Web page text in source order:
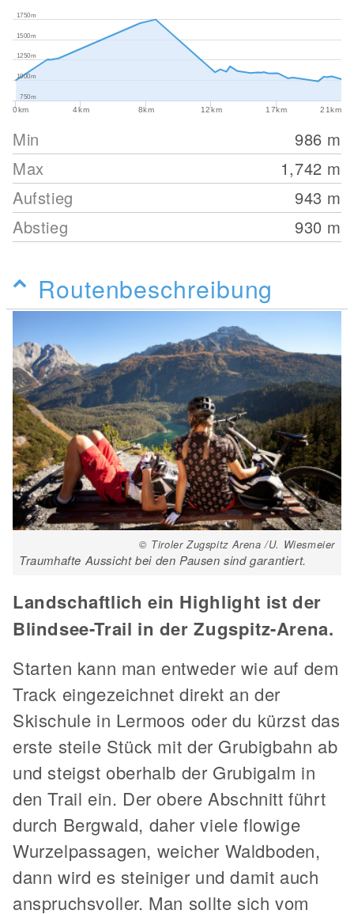
0km 4km 8km 12km 17km 21km
750m
1000m
1250m
1500m
1750m
Min 986 m
Max
1,742 m
Aufstieg
943 m
Abstieg
930 m
Routenbeschreibung
© Tiroler Zugspitz Arena /U. Wiesmeier
Traumhafte Aussicht bei den Pausen sind garantiert.
Landschaftlich ein Highlight ist der
Blindsee-Trail in der Zugspitz-Arena.
Starten kann man entweder wie auf dem
Track eingezeichnet direkt an der
Skischule in Lermoos oder du kürzst das
erste steile Stück mit der Grubigbahn ab
und steigst oberhalb der Grubigalm in
den Trail ein. Der obere Abschnitt führt
durch Bergwald, daher viele flowige
Wurzelpassagen, weicher Waldboden,
dann wird es steiniger und damit auch
anspruchsvoller. Man sollte sich vom